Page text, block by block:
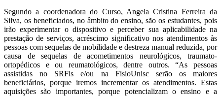
Segundo a coordenadora do Curso, Angela Cristina Ferreira da
Silva, os beneficiados, no âmbito do ensino, são os estudantes, pois
irão experimentar o dispositivo e perceber sua aplicabilidade na
prestação de serviços, acréscimo significativo nos atendimentos às
pessoas com sequelas de mobilidade e destreza manual reduzida, por
causa de sequelas de acometimentos neurológicos, traumato-
ortopédicos e ou reumatológicos, dentre outros. “As pessoas
assistidas no SRFis e/ou na FisioUnisc serão os maiores
beneficiários, porque iremos incrementar os atendimentos. Estas
aquisições são importantes, porque potencializam o ensino e a